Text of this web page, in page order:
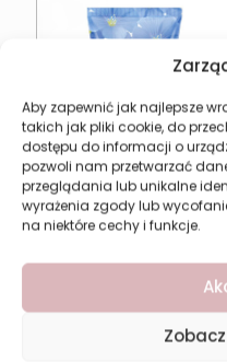
Aby zapewnić jak najlepsze
takich jak pliki cookie, do
dostępu do informacji o
pozwoli nam przetwarzać
przeglądania lub unikalne
wyrażenia zgody lub
na niektóre cechy i funkcje.
Krem do stóp Revers z
siemieniem lnianym –
zł